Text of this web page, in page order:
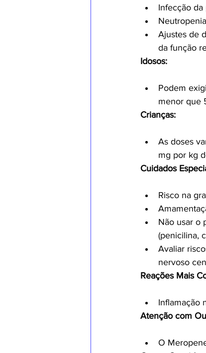
Infecção
Ajustes de
da função
Idosos:
Podem
menor que
Crianças:
As doses
mg por kg
Cuidados
Risco na
Não usar o
(penicilina,
Avaliar
nervoso
Reações Mais
Inflamação
Atenção com
O